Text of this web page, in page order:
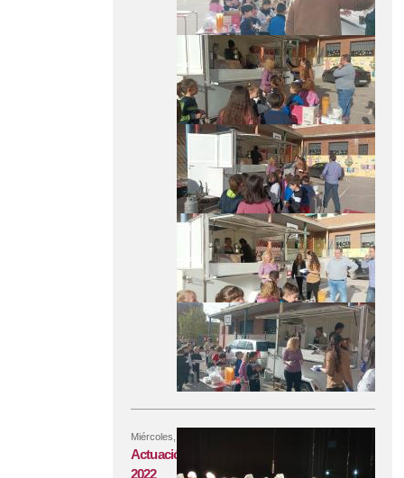
Miércoles, 14 Diciembre, 2022
Actuación Villancicos Auditorio
2022